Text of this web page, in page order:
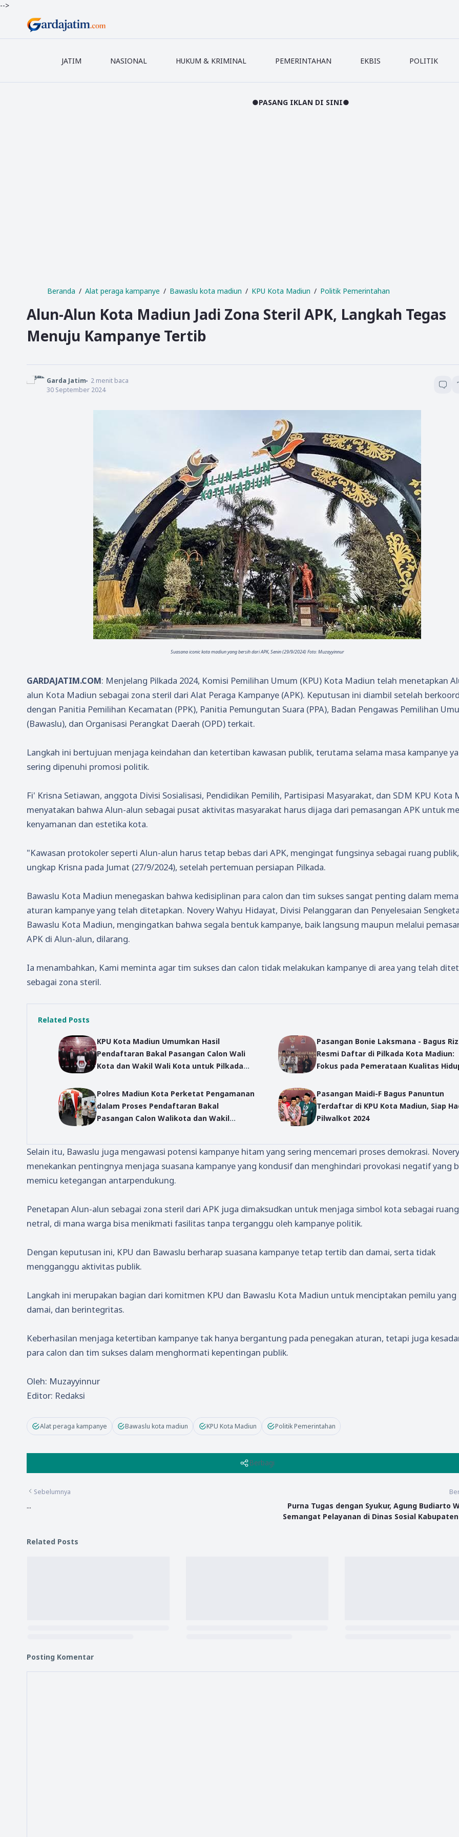
-->
JATIM NASIONAL HUKUM & KRIMINAL PEMERINTAHAN EKBIS POLITIK
●PASANG IKLAN DI SINI●
Beranda Alat peraga kampanye Bawaslu kota madiun KPU Kota Madiun Politik Pemerintahan
Alun-Alun Kota Madiun Jadi Zona Steril APK, Langkah Tegas
Menuju Kampanye Tertib
Garda Jatim 2menit baca
30 September 2024
Suasana iconic kota madiun yang bersih dari APK, Senin (29/9/2024) Foto: Muzayyinnur
GARDAJATIM.COM: Menjelang Pilkada 2024, Komisi Pemilihan Umum (KPU) Kota Madiun telah menetapkan
alun Kota Madiun sebagai zona steril dari Alat Peraga Kampanye (APK). Keputusan ini diambil setelah
dengan Panitia Pemilihan Kecamatan (PPK), Panitia Pemungutan Suara (PPA), Badan Pengawas Pemilihan
(Bawaslu), dan Organisasi Perangkat Daerah (OPD) terkait.
Langkah ini bertujuan menjaga keindahan dan ketertiban kawasan publik, terutama selama masa kampanye
sering dipenuhi promosi politik.
Fi' Krisna Setiawan, anggota Divisi Sosialisasi, Pendidikan Pemilih, Partisipasi Masyarakat, dan SDM KPU Kota
menyatakan bahwa Alun-alun sebagai pusat aktivitas masyarakat harus dijaga dari pemasangan APK untuk
kenyamanan dan estetika kota.
"Kawasan protokoler seperti Alun-alun harus tetap bebas dari APK, mengingat fungsinya sebagai ruang
ungkap Krisna pada Jumat (27/9/2024), setelah pertemuan persiapan Pilkada.
Bawaslu Kota Madiun menegaskan bahwa kedisiplinan para calon dan tim sukses sangat penting dalam
aturan kampanye yang telah ditetapkan. Novery Wahyu Hidayat, Divisi Pelanggaran dan Penyelesaian
Bawaslu Kota Madiun, mengingatkan bahwa segala bentuk kampanye, baik langsung maupun melalui
APK di Alun-alun, dilarang.
Ia menambahkan, Kami meminta agar tim sukses dan calon tidak melakukan kampanye di area yang telah
sebagai zona steril.
Related Posts
KPU Kota Madiun Umumkan Hasil
Pendaftaran Bakal Pasangan Calon Wali
Kota dan Wakil Wali Kota untuk Pilkada
Pasangan Bonie Laksmana - Bagus
Resmi Daftar di Pilkada Kota Madiun:
Fokus pada Pemerataan Kualitas
Polres Madiun Kota Perketat Pengamanan
dalam Proses Pendaftaran Bakal
Pasangan Calon Walikota dan Wakil
Pasangan Maidi-F Bagus Panuntun
Terdaftar di KPU Kota Madiun, Siap
Pilwalkot 2024
Selain itu, Bawaslu juga mengawasi potensi kampanye hitam yang sering mencemari proses demokrasi. Novery
menekankan pentingnya menjaga suasana kampanye yang kondusif dan menghindari provokasi negatif yang
memicu ketegangan antarpendukung.
Penetapan Alun-alun sebagai zona steril dari APK juga dimaksudkan untuk menjaga simbol kota sebagai
netral, di mana warga bisa menikmati fasilitas tanpa terganggu oleh kampanye politik.
Dengan keputusan ini, KPU dan Bawaslu berharap suasana kampanye tetap tertib dan damai, serta tidak
mengganggu aktivitas publik.
Langkah ini merupakan bagian dari komitmen KPU dan Bawaslu Kota Madiun untuk menciptakan pemilu yang
damai, dan berintegritas.
Keberhasilan menjaga ketertiban kampanye tak hanya bergantung pada penegakan aturan, tetapi juga
para calon dan tim sukses dalam menghormati kepentingan publik.
Oleh: Muzayyinnur
Editor: Redaksi
Alat peraga kampanye Bawaslu kota madiun KPU Kota Madiun Politik Pemerintahan
Berbagi
Sebelumnya
...
Purna Tugas dengan Syukur, Agung Budiarto
Semangat Pelayanan di Dinas Sosial
Related Posts
Posting Komentar